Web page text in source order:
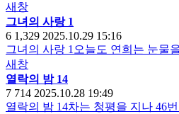
새창
그녀의 사랑 1
6 1,329 2025.10.29 15:16
그녀의 사랑 1오늘도 연희는 눈물
새창
열락의 밤 14
7 714 2025.10.28 19:49
열락의 밤 14차는 청평을 지나 46